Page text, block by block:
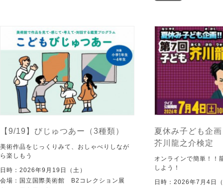
【9/19】びじゅつあー（3種類）
美術作品をじっくりみて、おしゃべりしなが
ら楽しもう
日時：2026年9月19日（土）
会場：国立国際美術館 B2コレクション展
夏休み子ども企
芥川龍之介検定
オンラインで簡単！！
しよう！
日時：2026年7月4日